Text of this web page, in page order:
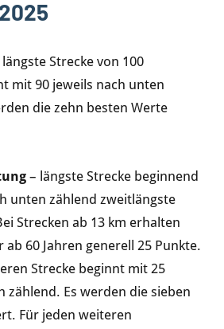
längste Strecke von 100
mit 90 jeweils nach unten
die zehn besten Werte
– längste Strecke beginnend
unten zählend zweitlängste
Strecken ab 13 km erhalten
60 Jahren generell 25 Punkte.
Strecke beginnt mit 25
zählend. Es werden die sieben
Für jeden weiteren